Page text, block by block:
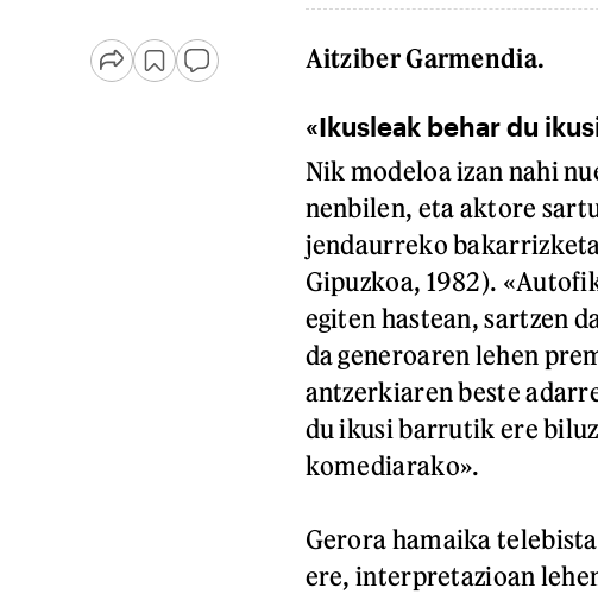
Aitziber Garmendia.
«Ikusleak behar du
Nik modeloa izan nahi
nenbilen, eta aktore
jendaurreko
Gipuzkoa, 1982).
egiten hastean, sartzen
da generoaren lehen
antzerkiaren beste
du ikusi barrutik ere
komediarako».
Gerora hamaika
ere, interpretazioan